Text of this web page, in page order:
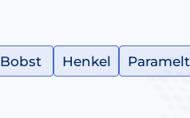
Bobst Henkel Paramelt